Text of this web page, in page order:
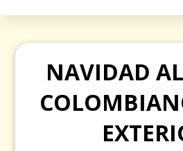
NAVIDAD